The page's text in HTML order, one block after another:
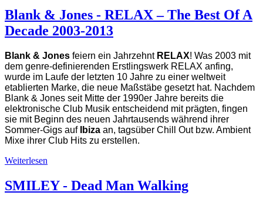
Blank & Jones - RELAX – The Best Of A
Decade 2003-2013
Blank & Jones feiern ein Jahrzehnt RELAX! Was 2003 mit
dem genre-definierenden Erstlingswerk RELAX anfing,
wurde im Laufe der letzten 10 Jahre zu einer weltweit
etablierten Marke, die neue Maßstäbe gesetzt hat. Nachdem
Blank & Jones seit Mitte der 1990er Jahre bereits die
elektronische Club Musik entscheidend mit prägten, fingen
sie mit Beginn des neuen Jahrtausends während ihrer
Sommer-Gigs auf Ibiza an, tagsüber Chill Out bzw. Ambient
Mixe ihrer Club Hits zu erstellen.
Weiterlesen
SMILEY - Dead Man Walking